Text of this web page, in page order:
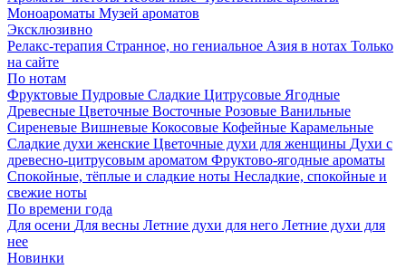
Моноароматы Музей ароматов
Эксклюзивно
Релакс-терапия Странное, но гениальное Азия в нотах Только
на сайте
По нотам
Фруктовые Пудровые Сладкие Цитрусовые Ягодные
Древесные Цветочные Восточные Розовые Ванильные
Сиреневые Вишневые Кокосовые Кофейные Карамельные
Сладкие духи женские Цветочные духи для женщины Духи с
древесно-цитрусовым ароматом Фруктово-ягодные ароматы
Спокойные, тёплые и сладкие ноты Несладкие, спокойные и
свежие ноты
По времени года
Для осени Для весны Летние духи для него Летние духи для
нее
Новинки